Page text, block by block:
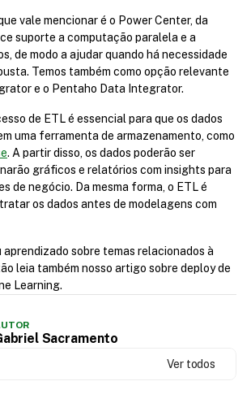
vale mencionar é o Power Center, da
suporte a computação paralela e a
de modo a ajudar quando há necessidade
Temos também como opção relevante
e o Pentaho Data Integrator.
de ETL é essencial para que os dados
uma ferramenta de armazenamento, como
. A partir disso, os dados poderão ser
gráficos e relatórios com insights para
de negócio. Da mesma forma, o ETL é
leia também nosso artigo sobre deploy de
Learning.
Sacramento
Ver todos